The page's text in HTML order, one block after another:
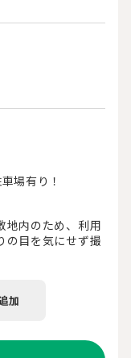
場有り！
地内のため、利用
の目を気にせず撮
加